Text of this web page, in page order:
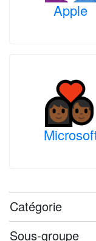
Apple
Catégorie
Sous-groupe